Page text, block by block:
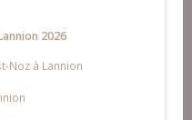
2026
Noz à Lannion